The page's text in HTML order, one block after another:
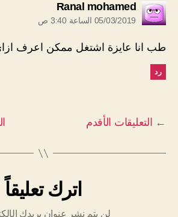
Ranal mohamed
05/03/2019 الساعة 3:40 ص
طب انا عايزة اشتغل ممكن اعرف
رد
← التعليقات الأقدم
اترك تعليقاً
لن يتم نشر عنوان بريدك